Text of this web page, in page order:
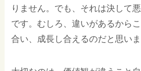
りません。でも、それは決して
です。むしろ、違いがあるから
合い、成長し合えるのだと思いま